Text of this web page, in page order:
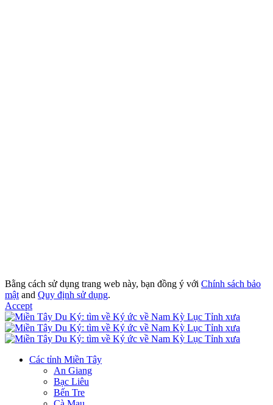
Bằng cách sử dụng trang web này, bạn đồng ý với Chính sách bảo
mật and Quy định sử dụng.
Accept
Các tỉnh Miền Tây
An Giang
Bạc Liêu
Bến Tre